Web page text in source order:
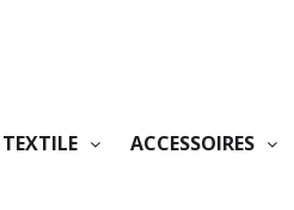
TEXTILE ACCESSOIRES